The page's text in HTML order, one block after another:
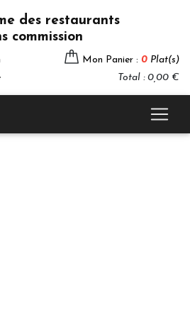
des restaurants
commission
Mon Panier : 0 Plat(s)
Total : 0,00 €